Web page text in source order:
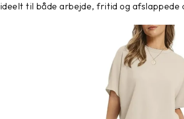
ideelt til både arbejde, fritid og afslappede